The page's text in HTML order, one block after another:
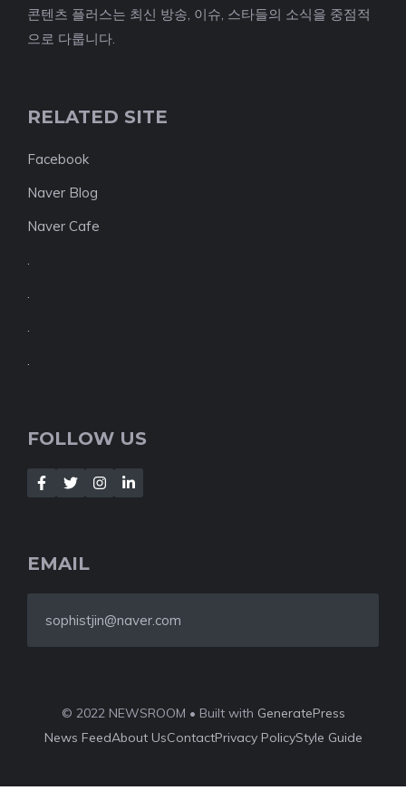
콘텐츠 플러스는 최신 방송, 이슈, 스타들의 소식을 중점적
으로 다룹니다.
RELATED SITE
Facebook
Naver Blog
Naver Cafe
.
.
.
.
FOLLOW US
EMAIL
sophistjin@naver.com
© 2022 NEWSROOM • Built with GeneratePress
News FeedAbout UsContactPrivacy PolicyStyle Guide